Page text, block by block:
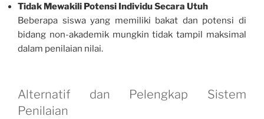
Tidak Mewakili Potensi Individu Secara Utuh
Beberapa siswa yang memiliki bakat dan potensi di
bidang non-akademik mungkin tidak tampil maksimal
dalam penilaian nilai.
Alternatif dan Pelengkap Sistem
Penilaian